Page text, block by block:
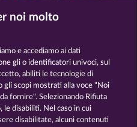
Fruits & Wilds 2
40 Thieves
noi molto
e accediamo ai dati
gli o identificatori univoci, sul
abiliti le tecnologie di
gli scopi mostrati alla voce "Noi
fornire". Selezionando Rifiuta
le disabiliti. Nel caso in cui
disabilitate, alcuni contenuti